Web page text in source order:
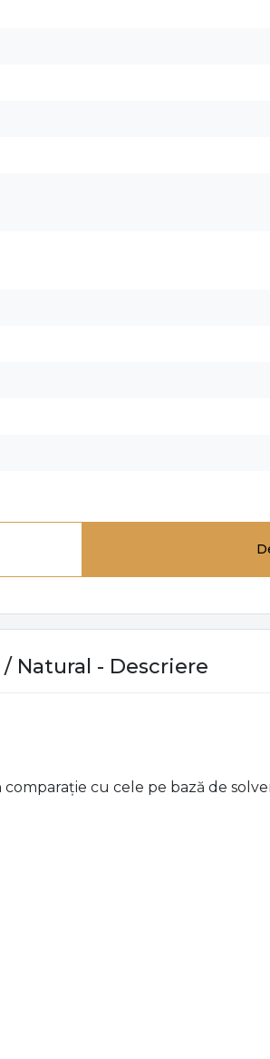
/ Natural - Descriere
cu cele pe bază de